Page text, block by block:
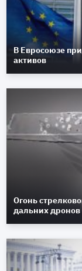
В Евросоюзе
активов
Огонь
дальних дронов